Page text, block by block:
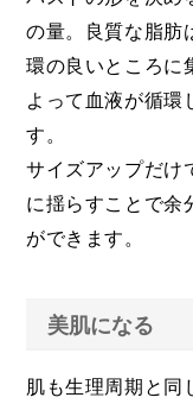
の量。良質な脂肪
環の良いところに
よって血液が循環
す。
サイズアップだけ
に揺らすことで余
ができます。
美肌になる
肌も生理周期と同